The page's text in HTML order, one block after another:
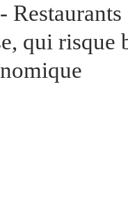
coeur Un flop à vite
qui risque